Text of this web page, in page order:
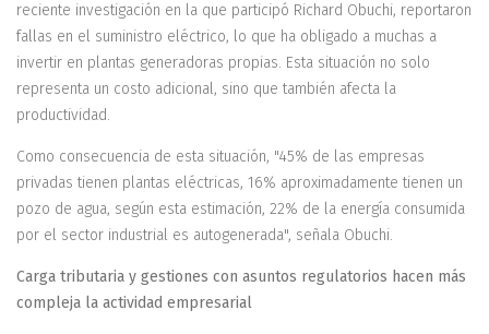
reciente investigación en la que participó Richard Obuchi, reportaron
fallas en el suministro eléctrico, lo que ha obligado a muchas a
invertir en plantas generadoras propias. Esta situación no solo
representa un costo adicional, sino que también afecta la
productividad.
Como consecuencia de esta situación, "45% de las empresas
privadas tienen plantas eléctricas, 16% aproximadamente tienen un
pozo de agua, según esta estimación, 22% de la energía consumida
por el sector industrial es autogenerada", señala Obuchi.
Carga tributaria y gestiones con asuntos regulatorios hacen más
compleja la actividad empresarial